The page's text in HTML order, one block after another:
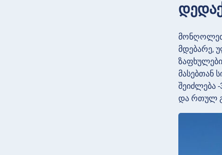
მდებარე,
მასებთან
შეიძლება
და რთულ